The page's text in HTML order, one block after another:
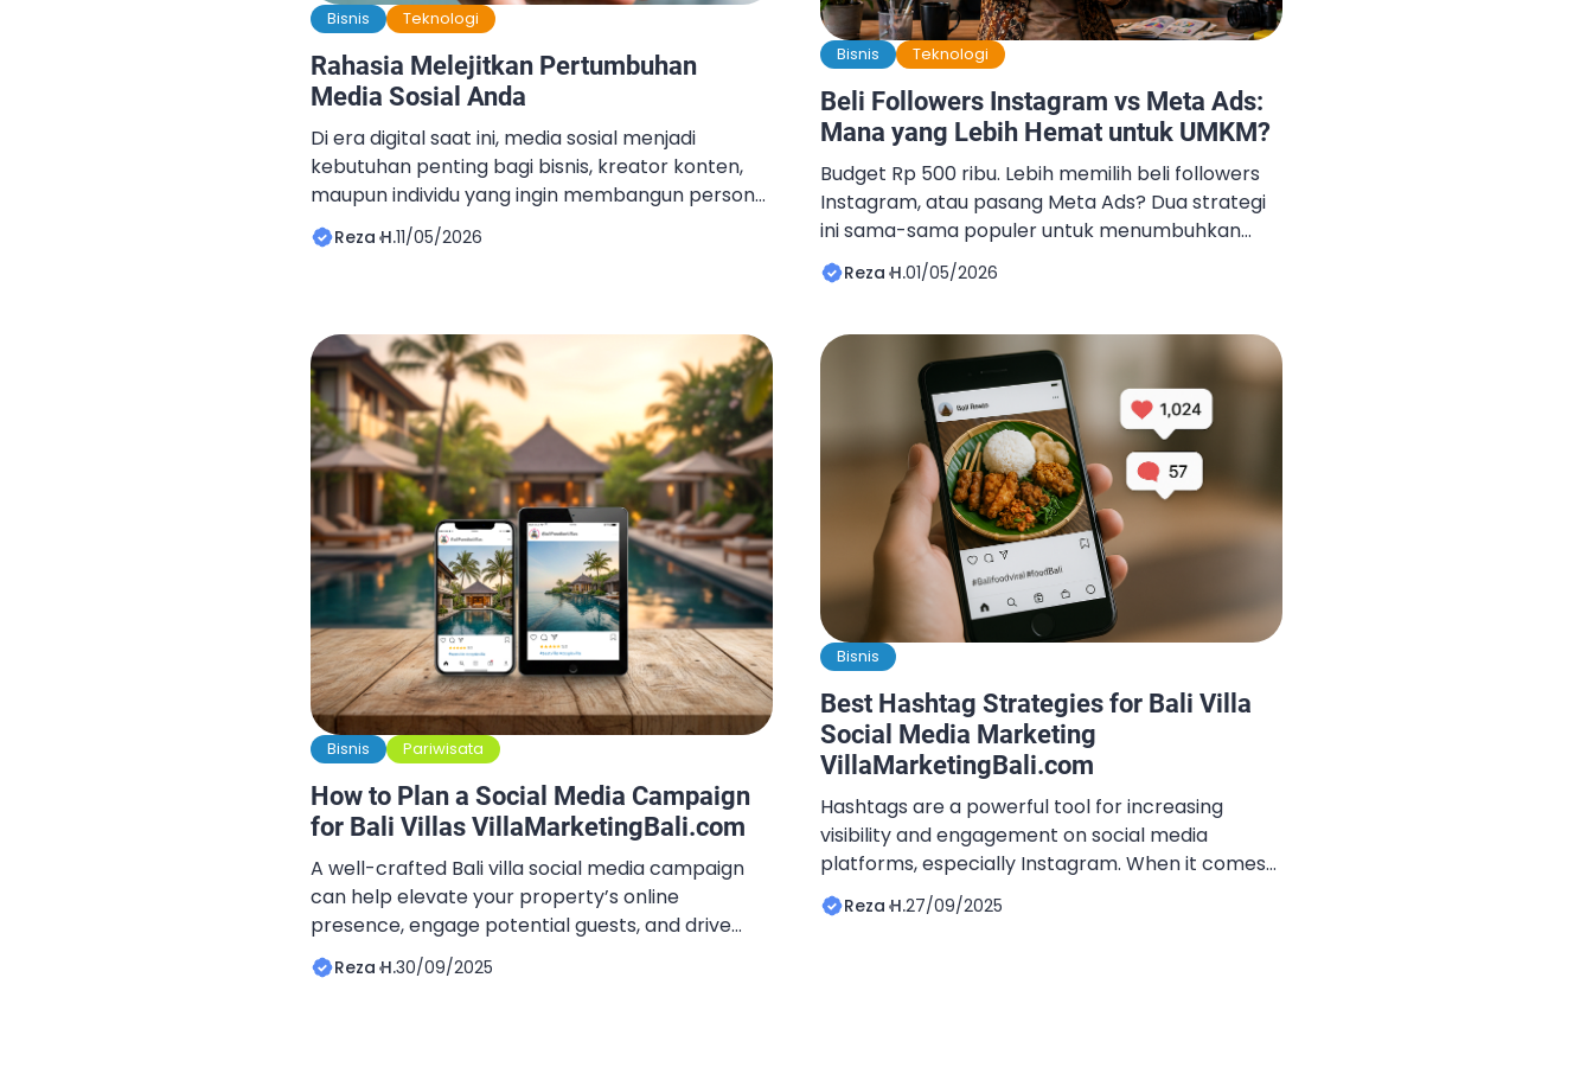
Bisnis Teknologi
Rahasia Melejitkan Pertumbuhan
Media Sosial Anda
Di era digital saat ini, media sosial menjadi
kebutuhan penting bagi bisnis, kreator konten,
maupun individu yang ingin membangun personal
branding. Namun, membangun audiens secara
organik membutuhkan waktu, konsistensi, dan
membantu meningkatkan performa media sosial
dengan lebih cepat dan efisien. SMMPEDIA hadir
sebagai […]
Reza H.11/05/2026
Bisnis Teknologi
Beli Followers Instagram vs Meta Ads:
Mana yang Lebih Hemat untuk UMKM?
Budget Rp 500 ribu. Lebih memilih beli followers
Instagram, atau pasang Meta Ads? Dua strategi
ini sama-sama populer untuk menumbuhkan
akun tapi cara kerja, hasil, dan efisiensinya sangat
berbeda. Artikel ini membahas perbandingannya
Kamu Dapatkan? Beli followers Instagram
menambahkan jumlah pengikut langsung ke
akun. Hasilnya: angka naik, […]
Reza H.01/05/2026
Bisnis Pariwisata
How to Plan a Social Media Campaign
for Bali Villas VillaMarketingBali.com
A well-crafted Bali villa social media campaign
can help elevate your property’s online
presence, engage potential guests, and drive
bookings. Social media is an essential tool for villa
promotion Bali, and developing a strategic
Reza H.30/09/2025
Bisnis
Best Hashtag Strategies for Bali Villa
Social Media Marketing
VillaMarketingBali.com
Hashtags are a powerful tool for increasing
visibility and engagement on social media
platforms, especially Instagram. When it comes
to Bali villa hashtag strategy, using the right
hashtags can significantly expand your reach,
Reza H.27/09/2025